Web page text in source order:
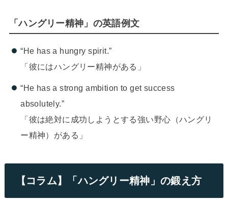
「ハングリー精神」の英語例文
“He has a hungry spirit.”
「彼にはハングリー精神がある」
“He has a strong ambition to get success
absolutely.”
「彼は絶対に成功しようとする強い野心（ハングリ
ー精神）がある」
【コラム】「ハングリー精神」の鍛え方